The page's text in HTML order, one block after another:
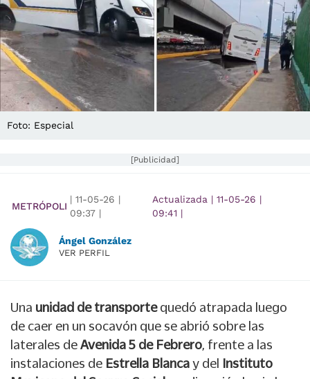
Foto: Especial
[Publicidad]
METRÓPOLI
| 11-05-26 |
09:37 |
Actualizada | 11-05-26 |
09:41 |
Ángel González
VER PERFIL
Una unidad de transporte quedó atrapada luego
de caer en un socavón que se abrió sobre las
laterales de Avenida 5 de Febrero , frente a las
instalaciones de Estrella Blanca y del Instituto